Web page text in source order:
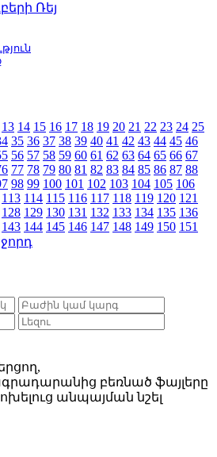
Ռեյ
13 14 15 16 17 18 19 20 21 22 23 24 25
35 36 37 38 39 40 41 42 43 44 45 46
56 57 58 59 60 61 62 63 64 65 66 67
77 78 79 80 81 82 83 84 85 86 87 88
98 99 100 101 102 103 104 105 106
113 114 115 116 117 118 119 120 121
128 129 130 131 132 133 134 135 136
143 144 145 146 147 148 149 150 151
բեռնած ֆայլերը
անպայման նշել